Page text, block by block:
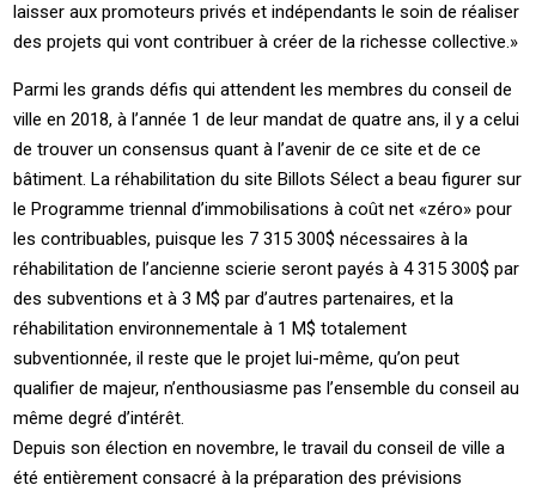
laisser aux promoteurs privés et indépendants le soin de réaliser
des projets qui vont contribuer à créer de la richesse collective.»
Parmi les grands défis qui attendent les membres du conseil de
ville en 2018, à l’année 1 de leur mandat de quatre ans, il y a celui
de trouver un consensus quant à l’avenir de ce site et de ce
bâtiment. La réhabilitation du site Billots Sélect a beau figurer sur
le Programme triennal d’immobilisations à coût net «zéro» pour
les contribuables, puisque les 7 315 300$ nécessaires à la
réhabilitation de l’ancienne scierie seront payés à 4 315 300$ par
des subventions et à 3 M$ par d’autres partenaires, et la
réhabilitation environnementale à 1 M$ totalement
subventionnée, il reste que le projet lui-même, qu’on peut
qualifier de majeur, n’enthousiasme pas l’ensemble du conseil au
même degré d’intérêt.
Depuis son élection en novembre, le travail du conseil de ville a
été entièrement consacré à la préparation des prévisions